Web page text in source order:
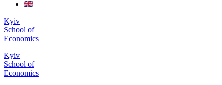
Kyiv
School of
Economics
Kyiv
School of
Economics